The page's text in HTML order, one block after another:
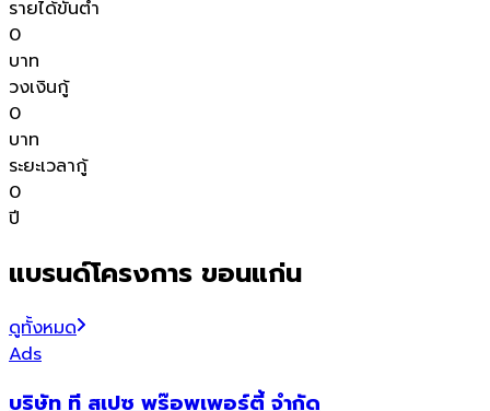
รายได้ขั้นต่ำ
0
บาท
วงเงินกู้
0
บาท
ระยะเวลากู้
0
ปี
แบรนด์โครงการ ขอนแก่น
ดูทั้งหมด
Ads
บริษัท ที สเปซ พร๊อพเพอร์ตี้ จำกัด